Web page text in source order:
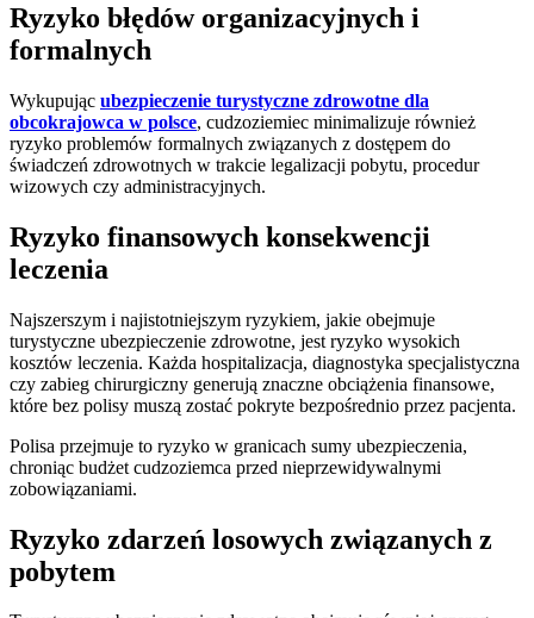
Ryzyko błędów organizacyjnych i
formalnych
Wykupując ubezpieczenie turystyczne zdrowotne dla
obcokrajowca w polsce, cudzoziemiec minimalizuje również
ryzyko problemów formalnych związanych z dostępem do
świadczeń zdrowotnych w trakcie legalizacji pobytu, procedur
wizowych czy administracyjnych.
Ryzyko finansowych konsekwencji
leczenia
Najszerszym i najistotniejszym ryzykiem, jakie obejmuje
turystyczne ubezpieczenie zdrowotne, jest ryzyko wysokich
kosztów leczenia. Każda hospitalizacja, diagnostyka specjalistyczna
czy zabieg chirurgiczny generują znaczne obciążenia finansowe,
które bez polisy muszą zostać pokryte bezpośrednio przez pacjenta.
Polisa przejmuje to ryzyko w granicach sumy ubezpieczenia,
chroniąc budżet cudzoziemca przed nieprzewidywalnymi
zobowiązaniami.
Ryzyko zdarzeń losowych związanych z
pobytem